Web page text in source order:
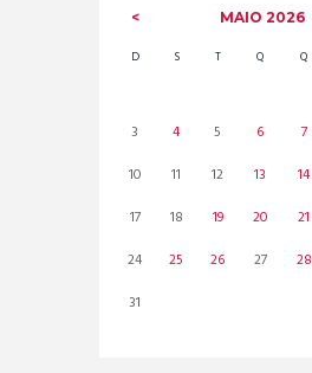
MAIO 2026
D S T Q Q
3
4 5 6 7
10
11 12 13 14
17
18 19 20 21
24
25 26 27 28
31